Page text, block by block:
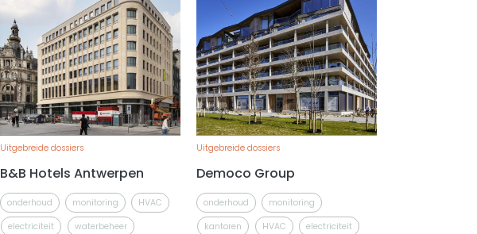
Uitgebreide dossiers
B&B Hotels Antwerpen
onderhoud monitoring
HVAC
electriciteit
waterbeheer
Uitgebreide dossiers
Democo Group
onderhoud
monitoring
kantoren
HVAC
electriciteit